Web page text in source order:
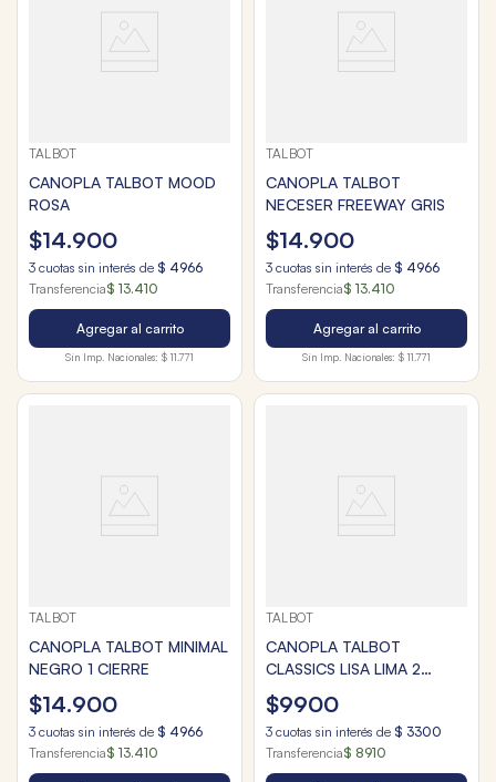
TALBOT
CANOPLA TALBOT MOOD
ROSA
$14.900
3 cuotas sin interés de $ 4966
Transferencia$ 13.410
Agregar al carrito
Sin Imp. Nacionales: $ 11.771
TALBOT
CANOPLA TALBOT
NECESER FREEWAY GRIS
$14.900
3 cuotas sin interés de $ 4966
Transferencia$ 13.410
Agregar al carrito
Sin Imp. Nacionales: $ 11.771
TALBOT
CANOPLA TALBOT MINIMAL
NEGRO 1 CIERRE
$14.900
3 cuotas sin interés de $ 4966
Transferencia$ 13.410
TALBOT
CANOPLA TALBOT
CLASSICS LISA LIMA 2
CIERRES
$9900
3 cuotas sin interés de $ 3300
Transferencia$ 8910